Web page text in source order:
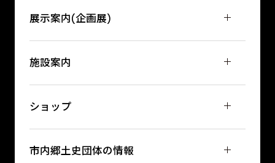
展示案内(企画展)
施設案内
ショップ
市内郷土史団体の情報